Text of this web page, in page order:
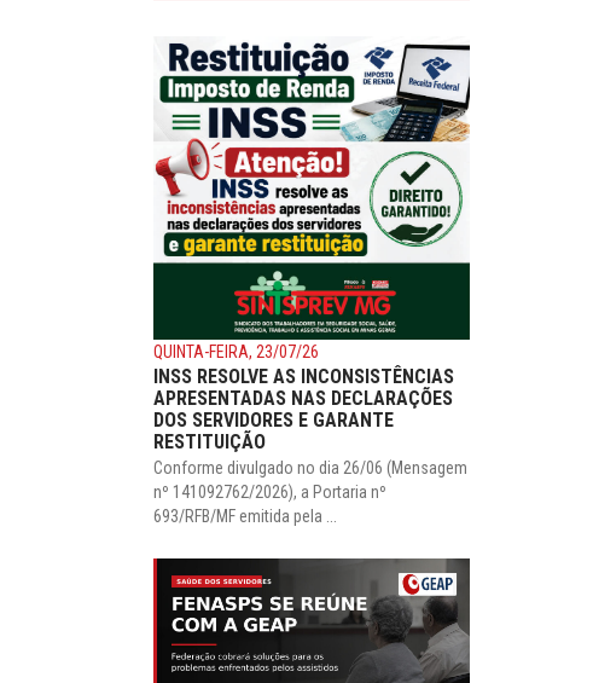
QUINTA-FEIRA, 23/07/26
INSS RESOLVE AS INCONSISTÊNCIAS
APRESENTADAS NAS DECLARAÇÕES
DOS SERVIDORES E GARANTE
RESTITUIÇÃO
Conforme divulgado no dia 26/06 (Mensagem
nº 141092762/2026), a Portaria nº
693/RFB/MF emitida pela ...